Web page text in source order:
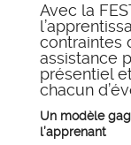
Avec la
contraintes
assistance
présentiel
chacun
Un modèle
l’apprenant